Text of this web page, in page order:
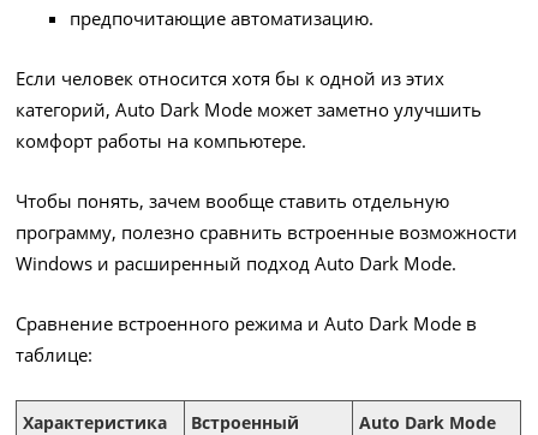
предпочитающие автоматизацию.
Если человек относится хотя бы к одной из этих
категорий, Auto Dark Mode может заметно улучшить
комфорт работы на компьютере.
Чтобы понять, зачем вообще ставить отдельную
программу, полезно сравнить встроенные возможности
Windows и расширенный подход Auto Dark Mode.
Сравнение встроенного режима и Auto Dark Mode в
таблице:
Характеристика
Встроенный
Auto Dark Mode